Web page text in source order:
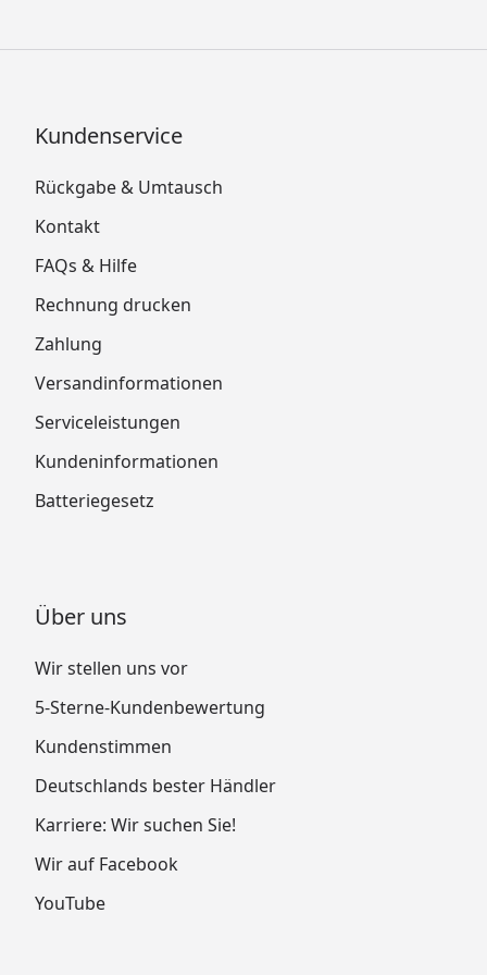
Kundenservice
Rückgabe & Umtausch
Kontakt
FAQs & Hilfe
Rechnung drucken
Zahlung
Versandinformationen
Serviceleistungen
Kundeninformationen
Batteriegesetz
Über uns
Wir stellen uns vor
5-Sterne-Kundenbewertung
Kundenstimmen
Deutschlands bester Händler
Karriere: Wir suchen Sie!
Wir auf Facebook
YouTube